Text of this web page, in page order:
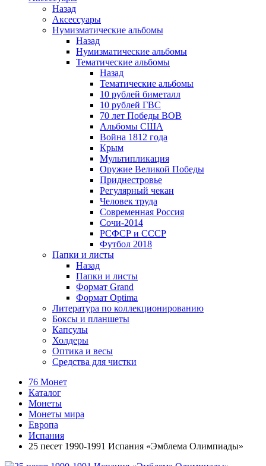
Назад
Аксессуары
Нумизматические альбомы
Назад
Нумизматические альбомы
Тематические альбомы
Назад
Тематические альбомы
10 рублей биметалл
10 рублей ГВС
70 лет Победы ВОВ
Альбомы США
Война 1812 года
Крым
Мультипликация
Оружие Великой Победы
Приднестровье
Регулярный чекан
Человек труда
Современная Россия
Сочи-2014
РСФСР и СССР
Футбол 2018
Папки и листы
Назад
Папки и листы
Формат Grand
Формат Optima
Литература по коллекционированию
Боксы и планшеты
Капсулы
Холдеры
Оптика и весы
Средства для чистки
76 Монет
Каталог
Монеты
Монеты мира
Европа
Испания
25 песет 1990-1991 Испания «Эмблема Олимпиады»